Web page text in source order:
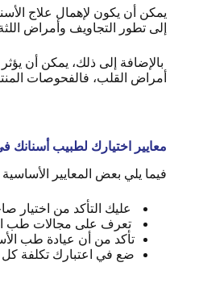
يمكن أن يكون لإهمال علاج
إلى تطور التجاويف وأمراض
بالإضافة إلى ذلك، يمكن أن
أمراض القلب، فالفحوصات
معايير اختيارك لطبيب أسنانك
فيما يلي بعض المعايير
عليك التأكد من اختيار
تعرف على مجالات طب
تأكد من أن عيادة طب
ضع في اعتبارك تكلفة